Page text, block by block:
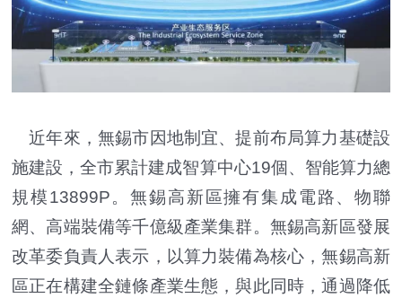
近年來，無錫市因地制宜、提前布局算力基礎設
施建設，全市累計建成智算中心19個、智能算力總
規模13899P。無錫高新區擁有集成電路、物聯
網、高端裝備等千億級產業集群。無錫高新區發展
改革委負責人表示，以算力裝備為核心，無錫高新
區正在構建全鏈條產業生態，與此同時，通過降低